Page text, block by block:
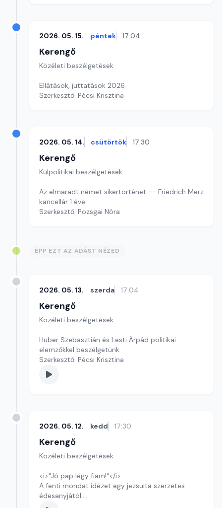
2026. 05. 15. péntek 17:04
Kerengő
Közéleti beszélgetések
Ellátások, juttatások 2026.
Szerkesztő: Pécsi Krisztina
2026. 05. 14. csütörtök 17:30
Kerengő
Külpolitikai beszélgetések
Az elmaradt német sikertörténet -- Friedrich Merz
kancellár 1 éve
Szerkesztő: Pozsgai Nóra
ÉPP EZT AZ ADÁST NÉZED
2026. 05. 13. szerda 17:04
Kerengő
Közéleti beszélgetések
Huber Szebasztián és Lesti Árpád politikai
elemzőkkel beszélgetünk.
Szerkesztő: Pécsi Krisztina
2026. 05. 12. kedd 17:30
Kerengő
Közéleti beszélgetések
<i>"Jó pap légy fiam!"</i>
A fenti mondat idézet egy jezsuita szerzetes
édesanyjától.
Szerkesztő: Sályi András